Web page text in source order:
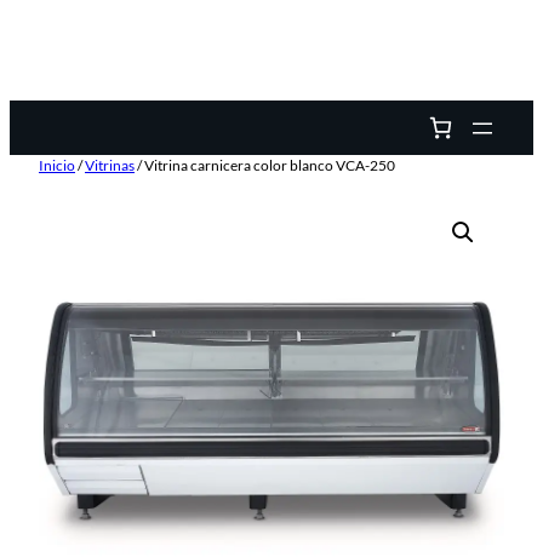
Inicio/Vitrinas/ Vitrina carnicera color blanco VCA-250